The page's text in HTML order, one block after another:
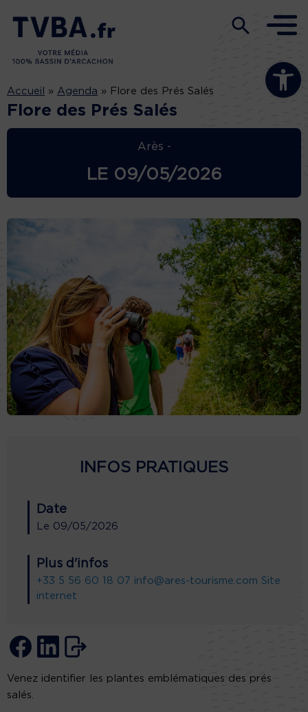
Ouvrir la
Accueil » Agenda » Flore des Prés Salés
Flore des Prés Salés
Arès -
LE 09/05/2026
INFOS PRATIQUES
Date
Le 09/05/2026
Plus d'infos
+33 5 56 60 18 07 info@ares-tourisme.com Site
internet
Venez identifier les plantes emblématiques des prés
salés.